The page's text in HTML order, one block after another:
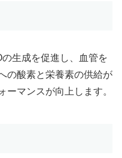
生成を促進し、血管を
の酸素と栄養素の供給が
ーマンスが向上します。